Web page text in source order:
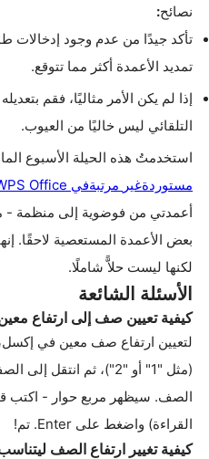
نصائح:
تأكد جيدًا من عدم وجود إدخالات
تمديد الأعمدة أكثر مما تتوقع.
إذا لم يكن الأمر مثاليًا، فقم
التلقائي ليس خاليًا من العيوب.
استخدمتُ هذه الحيلة الأسبوع
مستوردةغير مرتبةفي Office
أعمدتي من فوضوية إلى منظمة -
بعض الأعمدة المستعصية لاحقًا.
لكنها ليست حلاًّ شاملًا.
الأسئلة الشائعة
كيفية تعيين صف إلى ارتفاع
لتعيين ارتفاع صف معين في
(مثل "1" أو "2")، ثم
القراءة) واضغط على
تم!
كيفية تغيير ارتفاع الصف